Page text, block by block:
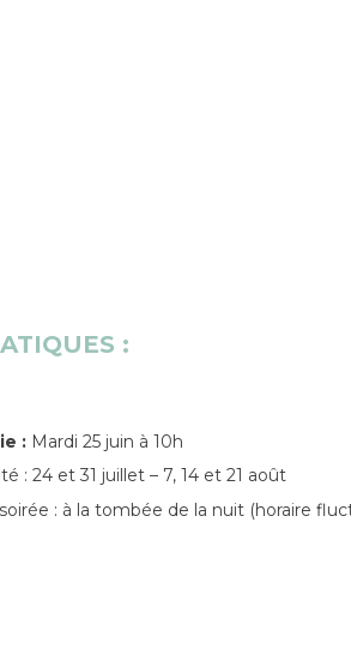
:
: Mardi 25 juin à 10h
: 24 et 31 juillet – 7, 14 et 21 août
: à la tombée de la nuit (horaire